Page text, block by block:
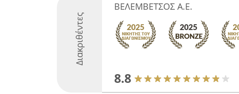
Διακριθέντες
ΒΕΛΕΜΒΕΤΣΟΣ Α.Ε.
8.8